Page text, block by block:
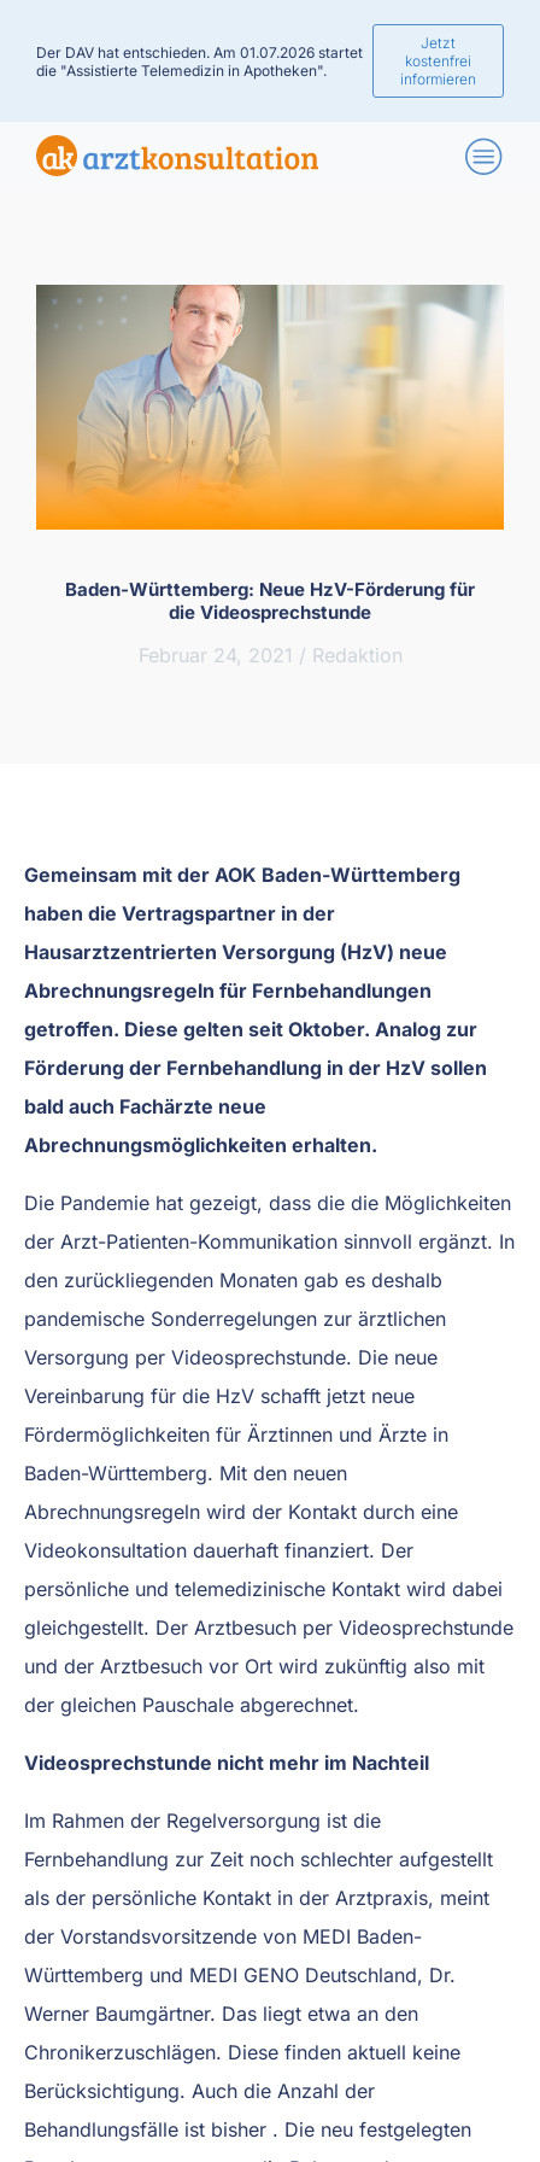
Der DAV hat entschieden. Am 01.07.2026 startet
die "Assistierte Telemedizin in Apotheken".
Jetzt
kostenfrei
informieren
Baden-Württemberg: Neue HzV-Förderung für
die Videosprechstunde
Februar 24, 2021 / Redaktion
Gemeinsam mit der AOK Baden-Württemberg
haben die Vertragspartner in der
Hausarztzentrierten Versorgung (HzV) neue
Abrechnungsregeln für Fernbehandlungen
getroffen. Diese gelten seit Oktober. Analog zur
Förderung der Fernbehandlung in der HzV sollen
bald auch Fachärzte neue
Abrechnungsmöglichkeiten erhalten.
Die Pandemie hat gezeigt, dass die die Möglichkeiten
der Arzt-Patienten-Kommunikation sinnvoll ergänzt. In
den zurückliegenden Monaten gab es deshalb
pandemische Sonderregelungen zur ärztlichen
Versorgung per Videosprechstunde. Die neue
Vereinbarung für die HzV schafft jetzt neue
Fördermöglichkeiten für Ärztinnen und Ärzte in
Baden-Württemberg. Mit den neuen
Abrechnungsregeln wird der Kontakt durch eine
Videokonsultation dauerhaft finanziert. Der
persönliche und telemedizinische Kontakt wird dabei
gleichgestellt. Der Arztbesuch per Videosprechstunde
und der Arztbesuch vor Ort wird zukünftig also mit
der gleichen Pauschale abgerechnet.
Videosprechstunde nicht mehr im Nachteil
Im Rahmen der Regelversorgung ist die
Fernbehandlung zur Zeit noch schlechter aufgestellt
als der persönliche Kontakt in der Arztpraxis, meint
der Vorstandsvorsitzende von MEDI Baden-
Württemberg und MEDI GENO Deutschland, Dr.
Werner Baumgärtner. Das liegt etwa an den
Chronikerzuschlägen. Diese finden aktuell keine
Berücksichtigung. Auch die Anzahl der
Behandlungsfälle ist bisher . Die neu festgelegten